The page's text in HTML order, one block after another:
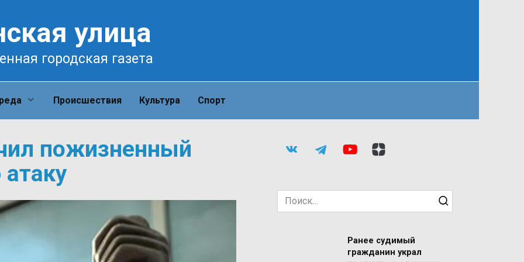
улица
городская газета
Происшествия Культура Спорт
пожизненный
Search
for:
Ранее судимый
гражданин украл